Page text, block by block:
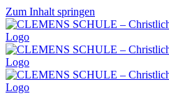
Zum Inhalt springen